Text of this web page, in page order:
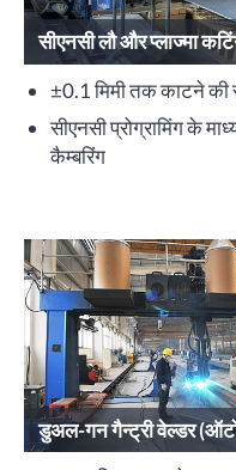
सीएनसी लौ और प्लाज्मा
±0.1 मिमी तक काटने की
सीएनसी प्रोग्रामिंग के
कैम्बरिंग
डुअल-गन गैन्ट्री वेल्डर